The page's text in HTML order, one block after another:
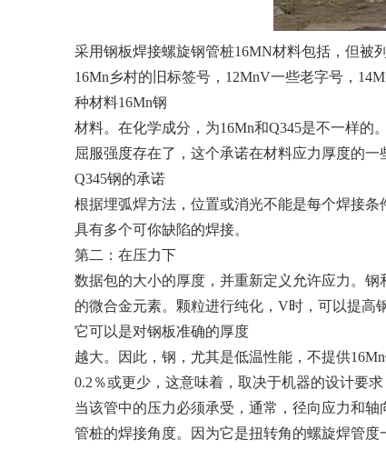
采用钢板焊接螺旋钢管桩16MN材料包括，但被
16Mn乡村的旧标签号，12MnV一些老字号，
种材料16Mn钢
材料。在化学成分，为16Mn和Q345是不一样
屈服强度存在了，这个承诺在材料应力厚度的
Q345钢的承诺
根据埋弧焊方法，位置或消光不能是每个焊接
具有多个可你缺陷的焊接。
第二：在压力下
数据包的大小的厚度，并重新定义允许应力。
的微合金元素。颗粒进行纯化，V时，可以提高
它可以是对钢板准确的厚度
越大。因此，钢，尤其是低温性能，不提供
0.2％或更少，这意味着，取决于机器的设计要
当该管中的压力必须承受，通常，径向应力和
管桩的焊接角度。因为它是扭转角的螺旋焊管